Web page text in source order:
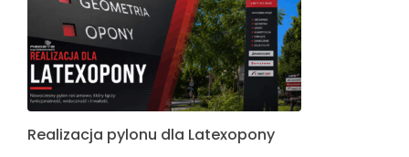
Realizacja pylonu dla Latexopony